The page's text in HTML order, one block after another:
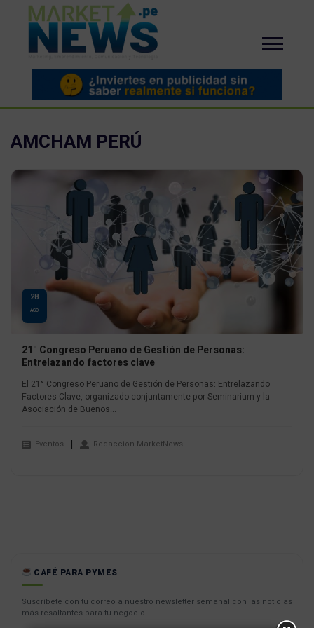
AMCHAM PERÚ
28
AGO
21° Congreso Peruano de Gestión de Personas:
Entrelazando factores clave
El 21° Congreso Peruano de Gestión de Personas: Entrelazando
Factores Clave, organizado conjuntamente por Seminarium y la
Asociación de Buenos...
Eventos Redaccion MarketNews
CAFÉ PARA PYMES
Suscríbete con tu correo a nuestro newsletter semanal con las noticias
más resaltantes para tu negocio.